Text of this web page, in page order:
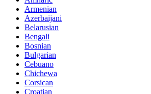
Armenian
Azerbaijani
Belarusian
Bengali
Bosnian
Bulgarian
Cebuano
Chichewa
Corsican
Croatian